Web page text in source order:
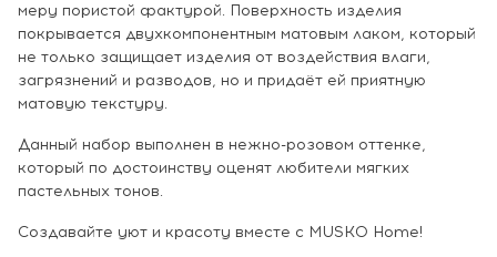
меру пористой фактурой. Поверхность изделия
покрывается двухкомпонентным матовым лаком, который
не только защищает изделия от воздействия влаги,
загрязнений и разводов, но и придаёт ей приятную
матовую текстуру.
Данный набор выполнен в нежно-розовом оттенке,
который по достоинству оценят любители мягких
пастельных тонов.
Создавайте уют и красоту вместе с MUSKO Home!